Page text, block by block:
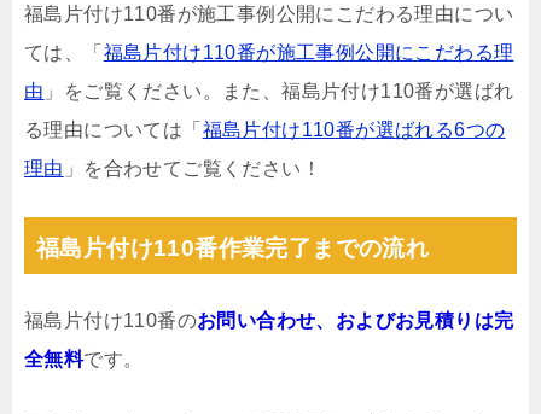
福島片付け110番が施工事例公開にこだわる理由につい
ては、「 福島片付け110番が施工事例公開にこだわる理
由 」をご覧ください。また、福島片付け110番が選ばれ
る理由については「 福島片付け110番が選ばれる6つの
理由 」を合わせてご覧ください！
福島片付け110番作業完了までの流れ
福島片付け110番のお問い合わせ、およびお見積りは完
全無料です。